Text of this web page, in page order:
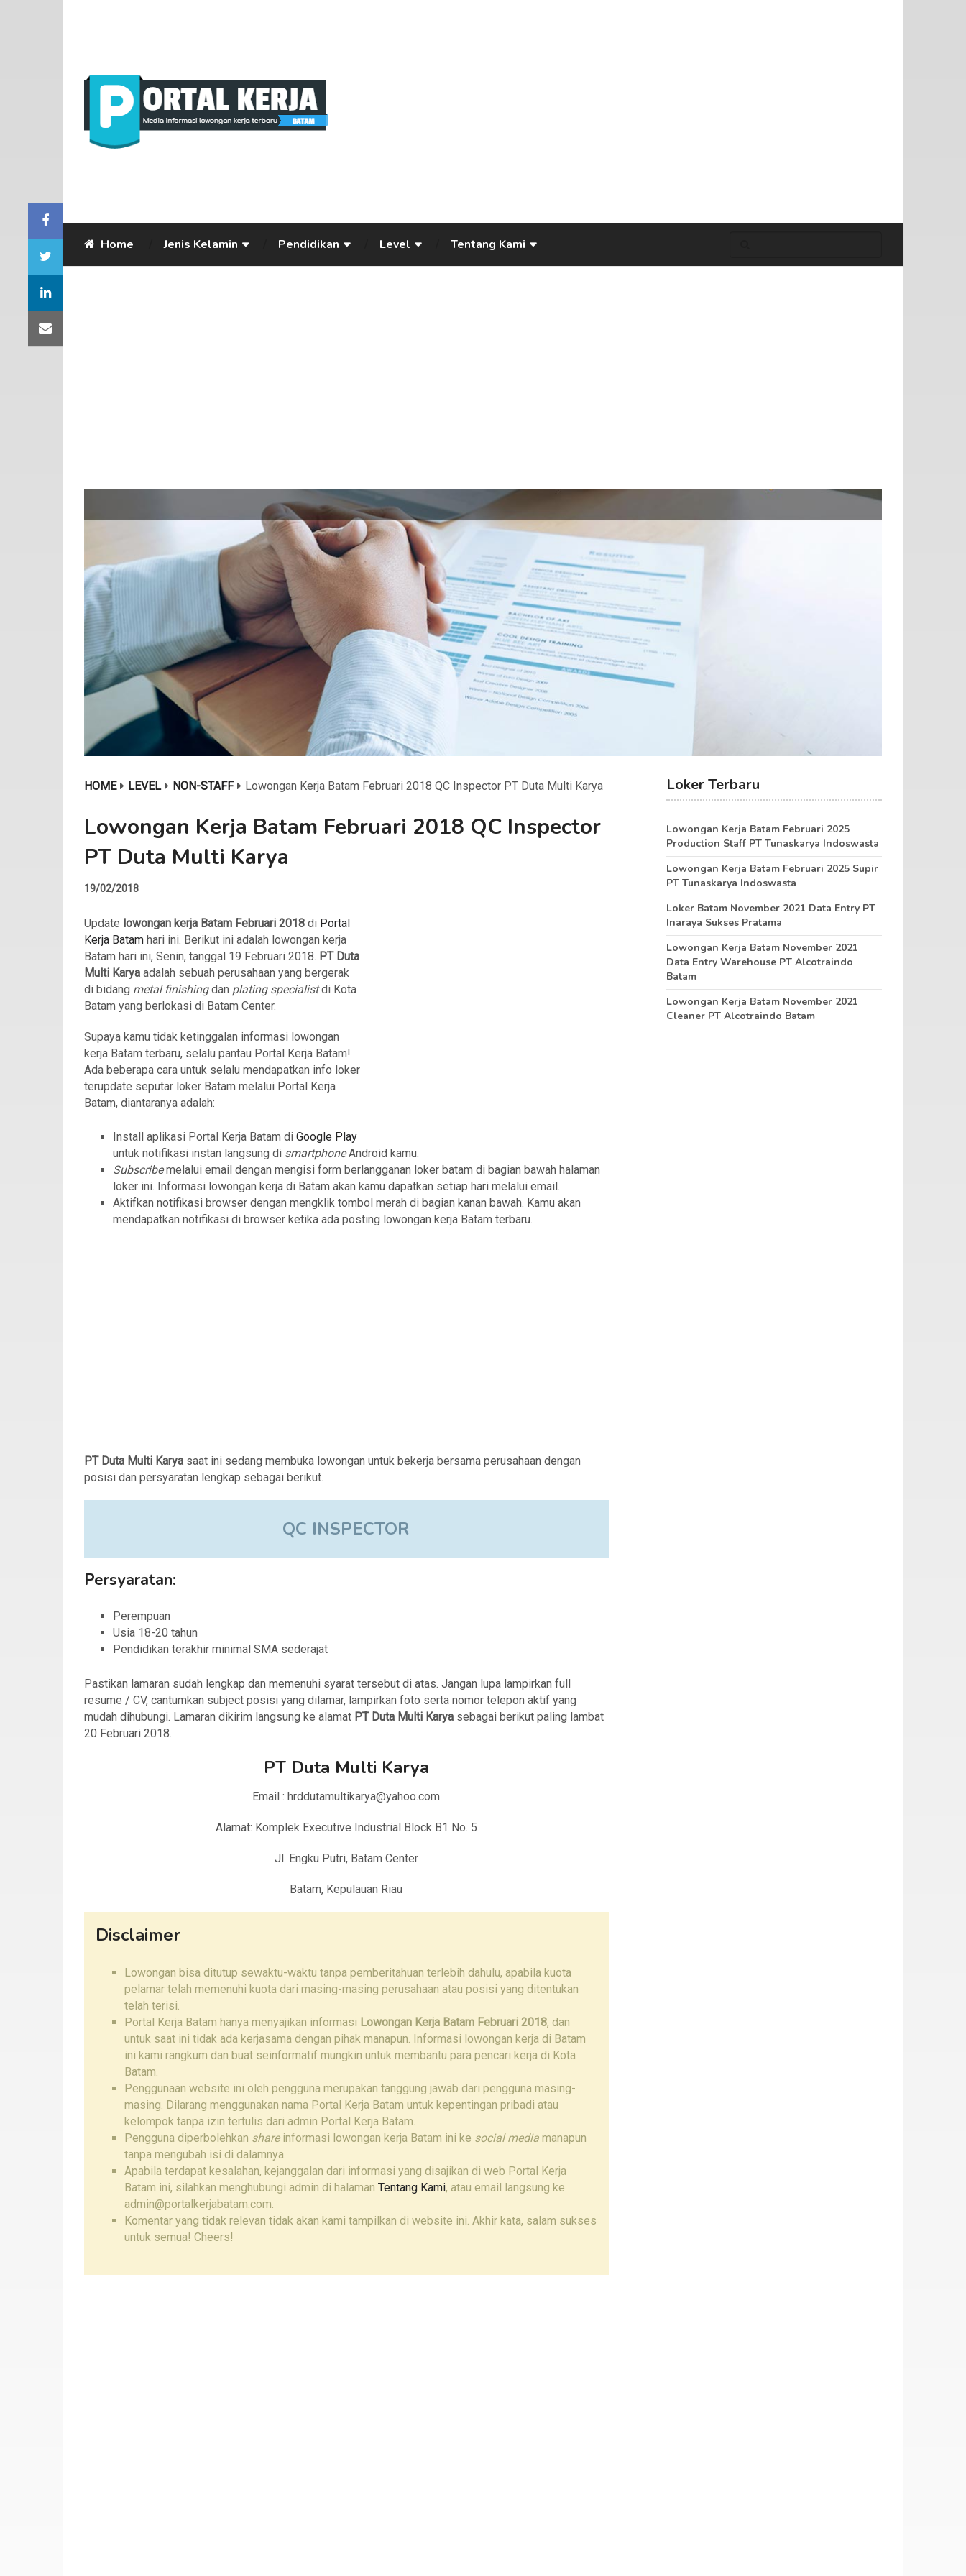
Home Jenis Kelamin Pendidikan Level Tentang Kami
HOME LEVEL NON-STAFF Lowongan Kerja Batam Februari 2018 QC Inspector PT Duta Multi Karya
Lowongan Kerja Batam Februari 2018 QC Inspector
PT Duta Multi Karya
19/02/2018
Update lowongan kerja Batam Februari 2018 di Portal
Kerja Batam hari ini. Berikut ini adalah lowongan kerja
Batam hari ini, Senin, tanggal 19 Februari 2018. PT Duta
Multi Karya adalah sebuah perusahaan yang bergerak
di bidang metal finishingdan plating specialistdi Kota
Batam yang berlokasi di Batam Center.
Supaya kamu tidak ketinggalan informasi lowongan
kerja Batam terbaru, selalu pantau Portal Kerja Batam!
Ada beberapa cara untuk selalu mendapatkan info loker
terupdate seputar loker Batam melalui Portal Kerja
Batam, diantaranya adalah:
Install aplikasi Portal Kerja Batam di Google Play
untuk notifikasi instan langsung di smartphoneAndroid kamu.
Subscribemelalui email dengan mengisi form berlangganan loker batam di bagian bawah halaman
loker ini. Informasi lowongan kerja di Batam akan kamu dapatkan setiap hari melalui email.
Aktifkan notifikasi browser dengan mengklik tombol merah di bagian kanan bawah. Kamu akan
mendapatkan notifikasi di browser ketika ada posting lowongan kerja Batam terbaru.
PT Duta Multi Karya saat ini sedang membuka lowongan untuk bekerja bersama perusahaan dengan
posisi dan persyaratan lengkap sebagai berikut.
QC INSPECTOR
Persyaratan:
Perempuan
Usia 18-20 tahun
Pendidikan terakhir minimal SMA sederajat
Pastikan lamaran sudah lengkap dan memenuhi syarat tersebut di atas. Jangan lupa lampirkan full
resume / CV, cantumkan subject posisi yang dilamar, lampirkan foto serta nomor telepon aktif yang
mudah dihubungi. Lamaran dikirim langsung ke alamat PT Duta Multi Karya sebagai berikut paling lambat
20 Februari 2018.
PT Duta Multi Karya
Email : hrddutamultikarya@yahoo.com
Alamat: Komplek Executive Industrial Block B1 No. 5
Jl. Engku Putri, Batam Center
Batam, Kepulauan Riau
Disclaimer
Lowongan bisa ditutup sewaktu-waktu tanpa pemberitahuan terlebih dahulu, apabila kuota
pelamar telah memenuhi kuota dari masing-masing perusahaan atau posisi yang ditentukan
telah terisi.
Portal Kerja Batam hanya menyajikan informasi Lowongan Kerja Batam Februari 2018, dan
untuk saat ini tidak ada kerjasama dengan pihak manapun. Informasi lowongan kerja di Batam
ini kami rangkum dan buat seinformatif mungkin untuk membantu para pencari kerja di Kota
Batam.
Penggunaan website ini oleh pengguna merupakan tanggung jawab dari pengguna masing-
masing. Dilarang menggunakan nama Portal Kerja Batam untuk kepentingan pribadi atau
kelompok tanpa izin tertulis dari admin Portal Kerja Batam.
Pengguna diperbolehkan shareinformasi lowongan kerja Batam ini ke social media manapun
tanpa mengubah isi di dalamnya.
Apabila terdapat kesalahan, kejanggalan dari informasi yang disajikan di web Portal Kerja
Batam ini, silahkan menghubungi admin di halaman Tentang Kami, atau email langsung ke
admin@portalkerjabatam.com.
Komentar yang tidak relevan tidak akan kami tampilkan di website ini. Akhir kata, salam sukses
untuk semua! Cheers!
Loker Terbaru
Lowongan Kerja Batam Februari 2025
Production Staff PT Tunaskarya Indoswasta
Lowongan Kerja Batam Februari 2025 Supir
PT Tunaskarya Indoswasta
Loker Batam November 2021 Data Entry PT
Inaraya Sukses Pratama
Lowongan Kerja Batam November 2021
Data Entry Warehouse PT Alcotraindo
Batam
Lowongan Kerja Batam November 2021
Cleaner PT Alcotraindo Batam